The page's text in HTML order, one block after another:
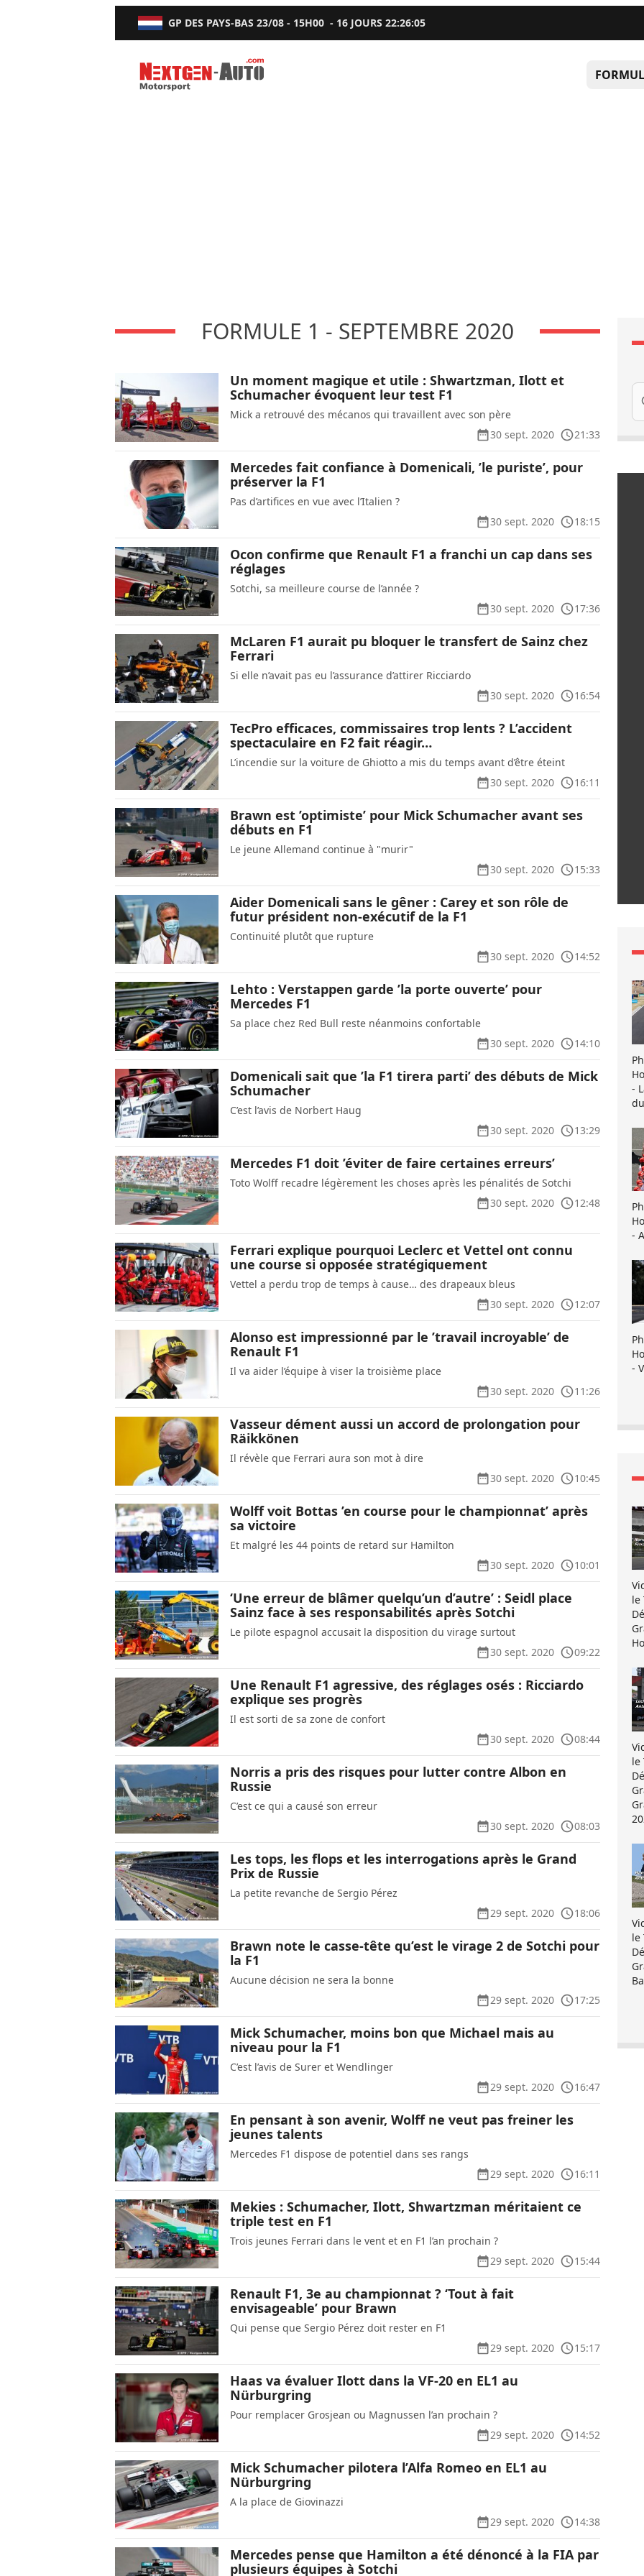
GP DES PAYS-BAS 23/08 - 15H00 - 16 JOURS22:26:04
Nextgen-Auto.com
FORMULE 1 - SEPTEMBRE 2020
Un moment magique et utile : Shwartzman, Ilott et
Schumacher évoquent leur test F1
Mick a retrouvé des mécanos qui travaillent avec son père
30 sept. 2020
21:33
Mercedes fait confiance à Domenicali, ’le puriste’, pour
préserver la F1
Pas d’artifices en vue avec l’Italien ?
30 sept. 2020
18:15
Ocon confirme que Renault F1 a franchi un cap dans ses
réglages
Sotchi, sa meilleure course de l’année ?
30 sept. 2020
17:36
McLaren F1 aurait pu bloquer le transfert de Sainz chez
Ferrari
Si elle n’avait pas eu l’assurance d’attirer Ricciardo
30 sept. 2020
16:54
TecPro efficaces, commissaires trop lents ? L’accident
spectaculaire en F2 fait réagir…
L’incendie sur la voiture de Ghiotto a mis du temps avant d’être éteint
30 sept. 2020
16:11
Brawn est ’optimiste’ pour Mick Schumacher avant ses
débuts en F1
Le jeune Allemand continue à "murir"
30 sept. 2020
15:33
Aider Domenicali sans le gêner : Carey et son rôle de
futur président non-exécutif de la F1
Continuité plutôt que rupture
30 sept. 2020
14:52
Lehto : Verstappen garde ’la porte ouverte’ pour
Mercedes F1
Sa place chez Red Bull reste néanmoins confortable
30 sept. 2020
14:10
Domenicali sait que ’la F1 tirera parti’ des débuts de Mick
Schumacher
C’est l’avis de Norbert Haug
30 sept. 2020
13:29
Mercedes F1 doit ’éviter de faire certaines erreurs’
Toto Wolff recadre légèrement les choses après les pénalités de Sotchi
30 sept. 2020
12:48
Ferrari explique pourquoi Leclerc et Vettel ont connu
une course si opposée stratégiquement
Vettel a perdu trop de temps à cause… des drapeaux bleus
30 sept. 2020
12:07
Alonso est impressionné par le ’travail incroyable’ de
Renault F1
Il va aider l’équipe à viser la troisième place
30 sept. 2020
11:26
Vasseur dément aussi un accord de prolongation pour
Räikkönen
Il révèle que Ferrari aura son mot à dire
30 sept. 2020
10:45
Wolff voit Bottas ’en course pour le championnat’ après
sa victoire
Et malgré les 44 points de retard sur Hamilton
30 sept. 2020
10:01
‘Une erreur de blâmer quelqu’un d’autre’ : Seidl place
Sainz face à ses responsabilités après Sotchi
Le pilote espagnol accusait la disposition du virage surtout
30 sept. 2020
09:22
Une Renault F1 agressive, des réglages osés : Ricciardo
explique ses progrès
Il est sorti de sa zone de confort
30 sept. 2020
08:44
Norris a pris des risques pour lutter contre Albon en
Russie
C’est ce qui a causé son erreur
30 sept. 2020
08:03
Les tops, les flops et les interrogations après le Grand
Prix de Russie
La petite revanche de Sergio Pérez
29 sept. 2020
18:06
Brawn note le casse-tête qu’est le virage 2 de Sotchi pour
la F1
Aucune décision ne sera la bonne
29 sept. 2020
17:25
Mick Schumacher, moins bon que Michael mais au
niveau pour la F1
C’est l’avis de Surer et Wendlinger
29 sept. 2020
16:47
En pensant à son avenir, Wolff ne veut pas freiner les
jeunes talents
Mercedes F1 dispose de potentiel dans ses rangs
29 sept. 2020
16:11
Mekies : Schumacher, Ilott, Shwartzman méritaient ce
triple test en F1
Trois jeunes Ferrari dans le vent et en F1 l’an prochain ?
29 sept. 2020
15:44
Renault F1, 3e au championnat ? ‘Tout à fait
envisageable’ pour Brawn
Qui pense que Sergio Pérez doit rester en F1
29 sept. 2020
15:17
Haas va évaluer Ilott dans la VF-20 en EL1 au
Nürburgring
Pour remplacer Grosjean ou Magnussen l’an prochain ?
29 sept. 2020
14:52
Mick Schumacher pilotera l’Alfa Romeo en EL1 au
Nürburgring
A la place de Giovinazzi
29 sept. 2020
14:38
Mercedes pense que Hamilton a été dénoncé à la FIA par
plusieurs équipes à Sotchi
-
-
-
le
le
le